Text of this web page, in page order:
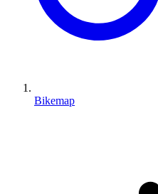
Bikemap